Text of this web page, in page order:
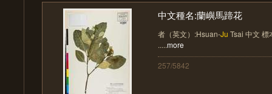
中文種名:蘭嶼馬蹄花
者（英文）:Hsuan-Ju Tsai 中文
.....more
257/5842